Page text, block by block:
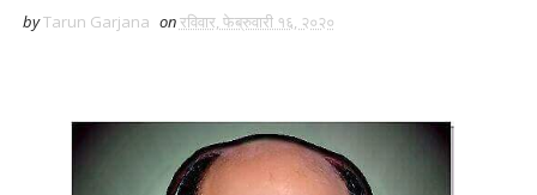
byTarun Garjana onरविवार, फेब्रुवारी १६, २०२०